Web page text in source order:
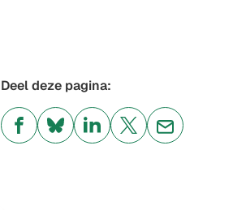
Deel deze pagina:
(Verwijst(Verwijst(Verwijst(Verwijst(Verwijst